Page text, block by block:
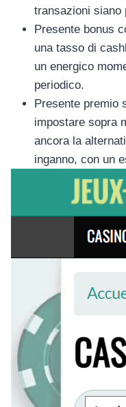
transazioni siano
Presente bonus
una tasso di
un energico
periodico.
Presente premio
impostare sopra
ancora la
inganno, con un